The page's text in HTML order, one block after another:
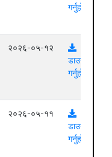
गर्नुहोस्
२०२६-०५-१२
डाउनलोड
गर्नुहोस्
२०२६-०५-११
डाउनलोड
गर्नुहोस्